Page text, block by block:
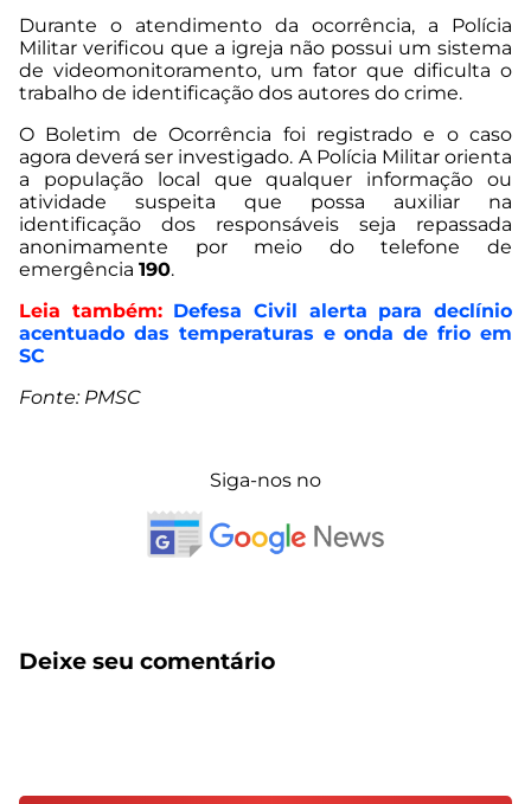
Durante o atendimento da ocorrência, a Polícia
Militar verificou que a igreja não possui um sistema
de videomonitoramento, um fator que dificulta o
trabalho de identificação dos autores do crime.
O Boletim de Ocorrência foi registrado e o caso
agora deverá ser investigado. A Polícia Militar orienta
a população local que qualquer informação ou
atividade suspeita que possa auxiliar na
identificação dos responsáveis seja repassada
anonimamente por meio do telefone de
emergência 190.
Leia também: Defesa Civil alerta para declínio
acentuado das temperaturas e onda de frio em
SC
Fonte: PMSC
Siga-nos no
Deixe seu comentário